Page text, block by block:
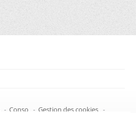
- Conso - Gestion des cookies -